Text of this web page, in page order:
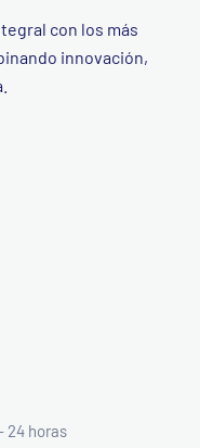
con los más
innovación,
24 horas